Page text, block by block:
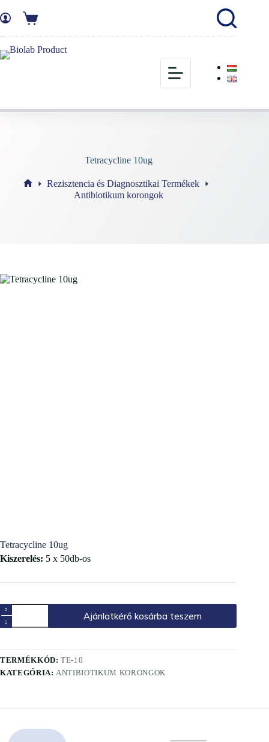
Tetracycline 10ug
Rezisztencia és Diagnosztikai Termékek
Antibiotikum korongok
Tetracycline 10ug
Kiszerelés: 5 x 50db-os
Ajánlatkérő kosárba teszem
TERMÉKKÓD:TE-10
KATEGÓRIA:ANTIBIOTIKUM KORONGOK